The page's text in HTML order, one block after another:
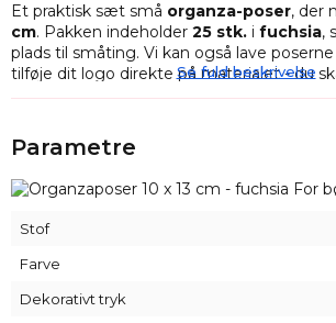
Et praktisk sæt små organza-poser, der
cm. Pakken indeholder 25 stk. i fuchsia,
plads til småting. Vi kan også lave
tilføje dit logo direkte på materialet - du
Dette sæt vil være meget nyttigt, hvis du
som pakker til dine knapper, smykker eller
Organza-poserne
kan også bruges som
lille gave, der afslører en lille
allerede inden de åbner den, og som
Organzaposer er et meget alsidigt
nyttigt i alle hjem.
Se fuld beskrivelse
Parametre
Stof
Farve
Dekorativt tryk